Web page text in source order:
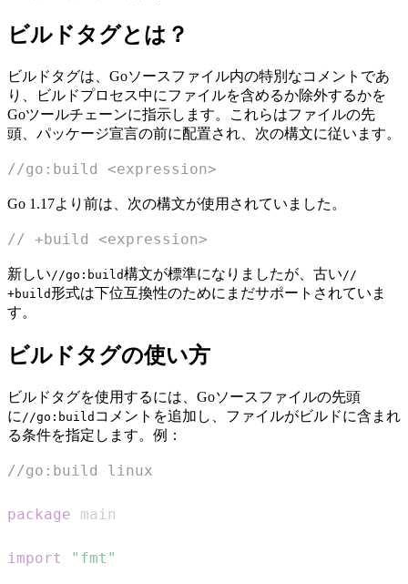
ビルドタグとは？
ビルドタグは、Goソースファイル内の特別なコメントであ
り、ビルドプロセス中にファイルを含めるか除外するかを
Goツールチェーンに指示します。これらはファイルの先
頭、パッケージ宣言の前に配置され、次の構文に従います。
//go:build <expression>
Go 1.17より前は、次の構文が使用されていました。
// +build <expression>
新しい //go:build構文が標準になりましたが、古い //
+build形式は下位互換性のためにまだサポートされていま
す。
ビルドタグの使い方
ビルドタグを使用するには、Goソースファイルの先頭
に //go:build コメントを追加し、ファイルがビルドに含まれ
る条件を指定します。例：
//go:build linux
package
import "fmt"